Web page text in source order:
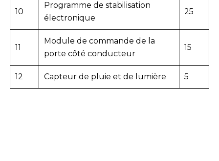
10
Programme de stabilisation
électronique
25
11
Module de commande de la
porte côté conducteur
15
12 Capteur de pluie et de lumière 5